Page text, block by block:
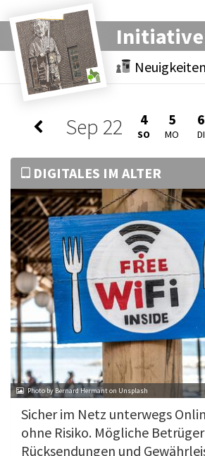
Initiative
Neuigkeiten
Sep 22 4
SO
5
MO
6
DI
DIGITALES IM ALTER
Photo by Bernard Hermant on Unsplash
Sicher im Netz unterwegs
ohne Risiko. Mögliche
Rücksendungen und